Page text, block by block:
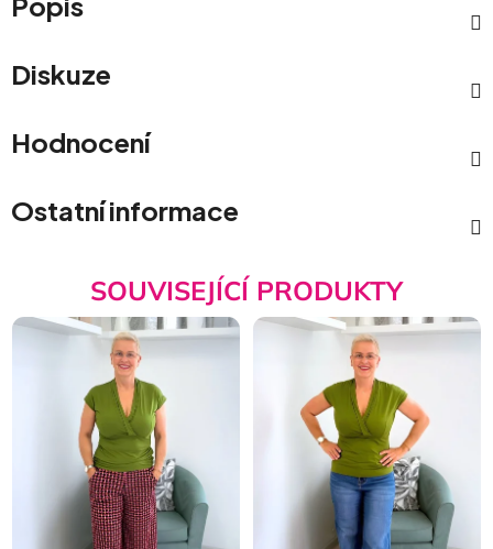
Diskuze
Hodnocení
Ostatní informace
SOUVISEJÍCÍ PRODUKTY